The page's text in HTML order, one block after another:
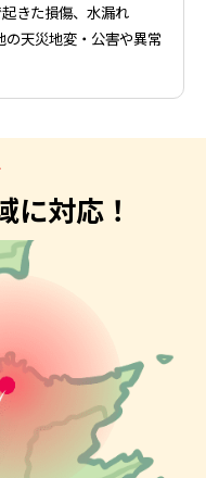
きた損傷、水漏れ
天災地変・公害や異常
に対応！